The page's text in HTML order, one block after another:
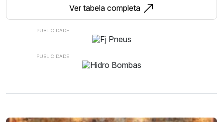
Ver tabela completa